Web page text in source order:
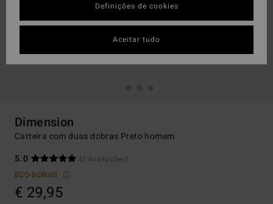
Dimension
Carteira com duas dobras Preto homem
5.0
(2 Avaliações)
ECO-BONUS
€ 29,95
Definições de cookies
Aceitar tudo